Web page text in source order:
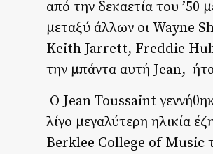
από την δεκαετία του
μεταξύ άλλων οι Wayne
Keith Jarrett, Freddie
την μπάντα αυτή Jean,
Ο Jean Toussaint
λίγο μεγαλύτερη ηλικία
Berklee College of Music